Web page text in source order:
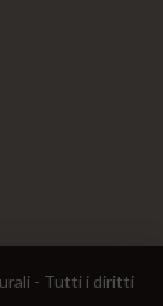
- Tutti i diritti